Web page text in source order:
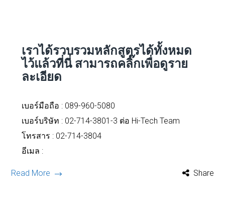
เราได้รวบรวมหลักสูตรได้ทั้งหมด
ไว้แล้วที่นี่สามารถคลิ๊กเพื่อดูราย
ละเอียด
เบอร์มือถือ : 089-960-5080
เบอร์บริษัท : 02-714-3801-3 ต่อ Hi-Tech Team
โทรสาร : 02-714-3804
อีเมล :
Read More Share